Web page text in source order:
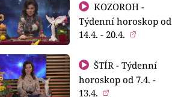
KOZOROH -
Týdenní horoskop od
14.4. - 20.4.
ŠTÍR - Týdenní
horoskop od 7.4. -
13.4.